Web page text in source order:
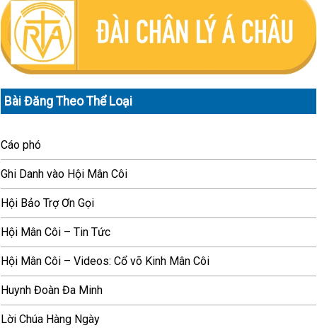
Bài Đăng Theo Thể Loại
Cáo phó
Ghi Danh vào Hội Mân Côi
Hội Bảo Trợ Ơn Gọi
Hội Mân Côi – Tin Tức
Hội Mân Côi – Videos: Cổ võ Kinh Mân Côi
Huynh Đoàn Đa Minh
Lời Chúa Hàng Ngày